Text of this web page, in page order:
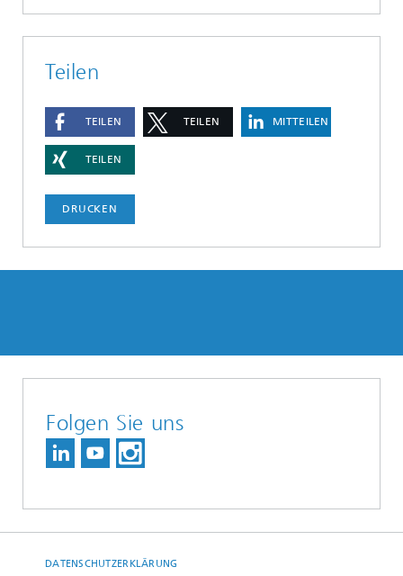
Teilen
TEILEN TEILEN MITTEILEN
TEILEN
DRUCKEN
Folgen Sie uns
DATENSCHUTZERKLÄRUNG